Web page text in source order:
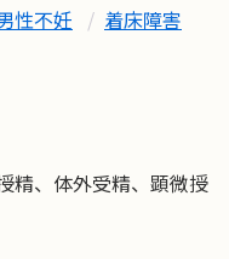
性不妊 着床障害
精、体外受精、顕微授